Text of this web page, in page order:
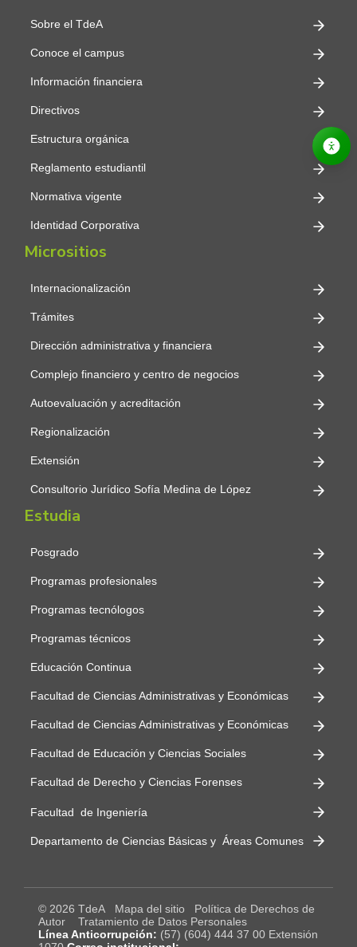
Sobre el TdeA
Conoce el campus
Información financiera
Directivos
Estructura orgánica
Reglamento estudiantil
Normativa vigente
Identidad Corporativa
Micrositios
Internacionalización
Trámites
Dirección administrativa y financiera
Complejo financiero y centro de negocios
Autoevaluación y acreditación
Regionalización
Extensión
Consultorio Jurídico Sofía Medina de López
Estudia
Posgrado
Programas profesionales
Programas tecnólogos
Programas técnicos
Educación Continua
Facultad de Ciencias Administrativas y Económicas
Facultad de Ciencias Administrativas y Económicas
Facultad de Educación y Ciencias Sociales
Facultad de Derecho y Ciencias Forenses
Facultad de Ingeniería
Departamento de Ciencias Básicas y Áreas Comunes
© 2026 TdeA Mapa del sitio
Política de Derechos de
Autor
Tratamiento de Datos Personales
Línea Anticorrupción: (57) (604) 444 37 00 Extensión